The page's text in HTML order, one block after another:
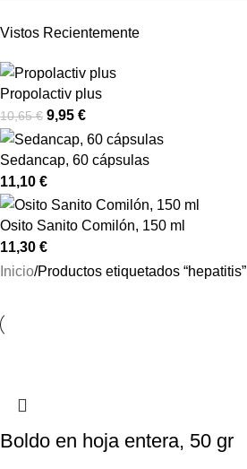
Vistos Recientemente
Propolactiv plus
10,65€ 9,95 €
Sedancap, 60 cápsulas
11,10 €
Osito Sanito Comilón, 150 ml
11,30 €
Inicio Productos etiquetados “hepatitis”
Boldo en hoja entera, 50 gr